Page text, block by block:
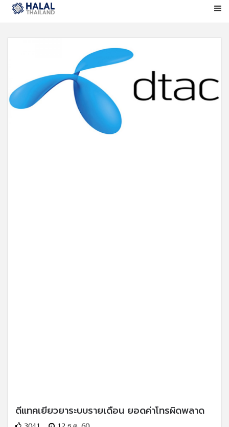
ดีแทคเยียวยาระบบรายเดือน ยอดค่าโทรผิดพลาด